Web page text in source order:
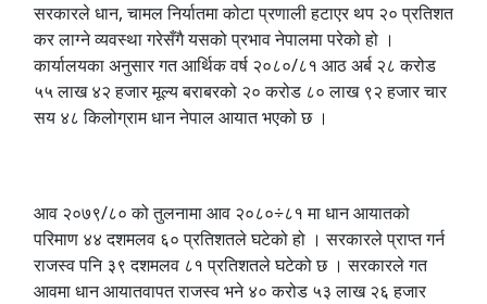
सरकारले धान, चामल निर्यातमा कोटा प्रणाली हटाएर थप २० प्रतिशत
कर लाग्ने व्यवस्था गरेसँगै यसको प्रभाव नेपालमा परेको हो ।
कार्यालयका अनुसार गत आर्थिक वर्ष २०८०/८१ आठ अर्ब २८ करोड
५५ लाख ४२ हजार मूल्य बराबरको २० करोड ८० लाख ९२ हजार चार
सय ४८ किलोग्राम धान नेपाल आयात भएको छ ।
आव २०७९/८० को तुलनामा आव २०८०÷८१ मा धान आयातको
परिमाण ४४ दशमलव ६० प्रतिशतले घटेको हो । सरकारले प्राप्त गर्न
राजस्व पनि ३९ दशमलव ८१ प्रतिशतले घटेको छ । सरकारले गत
आवमा धान आयातवापत राजस्व भने ४० करोड ५३ लाख २६ हजार